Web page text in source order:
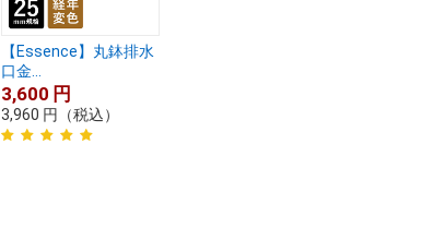
【Essence】丸鉢排水
口金...
3,600 円
3,960 円 （税込）